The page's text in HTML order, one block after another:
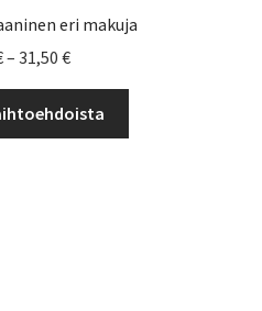
eri makuja
– 31,50 €Hintaluokka:
4,00 €
-
31,50 €